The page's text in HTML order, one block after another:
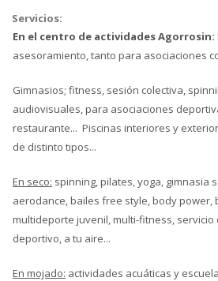
Servicios:
En el centro de actividades Agorrosin:
asesoramiento, tanto para asociaciones
Gimnasios; fitness, sesión colectiva,
audiovisuales, para asociaciones
restaurante... Piscinas interiores y
de distinto tipos...
En seco: spinning, pilates, yoga, gimnasia
aerodance, bailes free style, body power,
multideporte juvenil, multi-fitness,
deportivo, a tu aire...
En mojado: actividades acuáticas y